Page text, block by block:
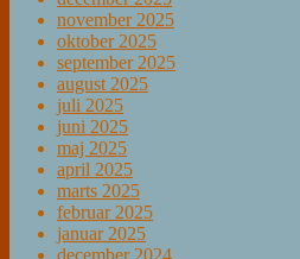
november 2025
oktober 2025
september 2025
august 2025
juli 2025
juni 2025
maj 2025
april 2025
marts 2025
februar 2025
januar 2025